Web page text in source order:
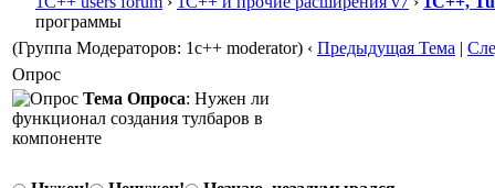
программы
(Группа Модераторов: 1c++ moderator) ‹ Предыдущая Тема |
Опрос
Тема Опроса: Нужен ли
функционал создания тулбаров в
компоненте